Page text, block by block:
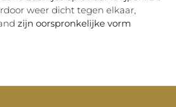
weer dicht tegen elkaar,
zijn oorspronkelijke vorm